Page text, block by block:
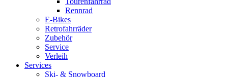
Rennrad
E-Bikes
Retrofahrräder
Zubehör
Service
Verleih
Services
Ski- & Snowboard